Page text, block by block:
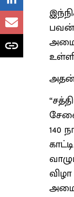
பவன்
140